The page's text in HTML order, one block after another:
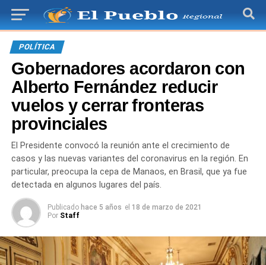
POLÍTICA
Gobernadores acordaron con
Alberto Fernández reducir
vuelos y cerrar fronteras
provinciales
El Presidente convocó la reunión ante el crecimiento de
casos y las nuevas variantes del coronavirus en la región. En
particular, preocupa la cepa de Manaos, en Brasil, que ya fue
detectada en algunos lugares del país.
Publicado hace 5 años el 18 de marzo de 2021
Por Staff